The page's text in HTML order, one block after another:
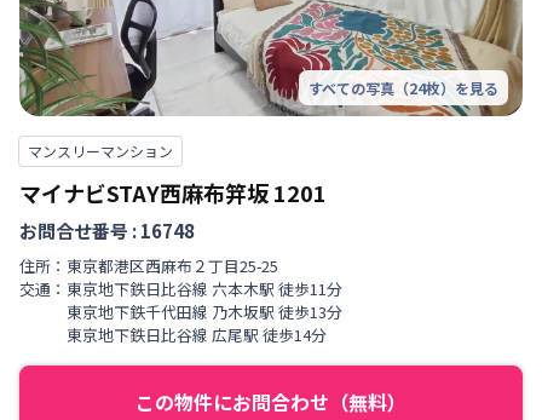
すべての写真（24枚）を見る
マンスリーマンション
マイナビSTAY西麻布笄坂1201
お問合せ番号 :16748
住所： 東京都港区西麻布 ２丁目25-25
交通： 東京地下鉄日比谷線 六本木駅 徒歩11分
東京地下鉄千代田線 乃木坂駅 徒歩13分
東京地下鉄日比谷線 広尾駅 徒歩14分
この物件にお問合わせ（無料）